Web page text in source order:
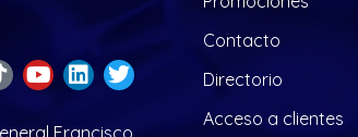
Contacto
Directorio
Acceso a clientes